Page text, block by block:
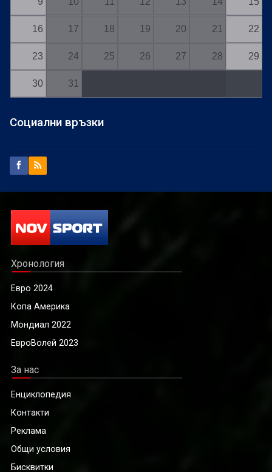
16 17 18 19 20 21 22
23 24 25 26 27 28 29
30 31
Социални връзки
Хронология
Евро 2024
Копа Америка
Мондиал 2022
ЕвроВолей 2023
За нас
Енциклопедия
Контакти
Реклама
Общи условия
Бисквитки